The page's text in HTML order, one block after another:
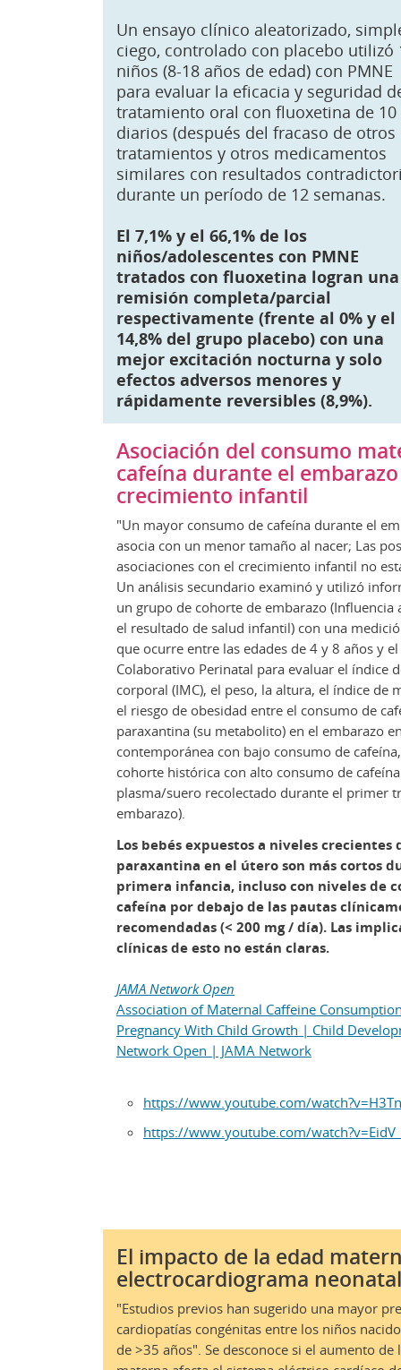
Un ensayo clínico aleatorizado,
ciego, controlado con placebo utilizó
niños (8-18 años de edad) con PMNE
para evaluar la eficacia y seguridad
tratamiento oral con fluoxetina de 10
diarios (después del fracaso de otros
tratamientos y otros medicamentos
similares con resultados
durante un período de 12 semanas.
El 7,1% y el 66,1% de los
niños/adolescentes con PMNE
tratados con fluoxetina logran una
remisión completa/parcial
respectivamente (frente al 0% y el
14,8% del grupo placebo) con una
mejor excitación nocturna y solo
efectos adversos menores y
rápidamente reversibles (8,9%).
Asociación del consumo
cafeína durante el
crecimiento infantil
"Un mayor consumo de cafeína durante el
asocia con un menor tamaño al nacer; Las
asociaciones con el crecimiento infantil no
Un análisis secundario examinó y utilizó
un grupo de cohorte de embarazo (Influencia
el resultado de salud infantil) con una
que ocurre entre las edades de 4 y 8 años y
Colaborativo Perinatal para evaluar el índice
corporal (IMC), el peso, la altura, el índice de
el riesgo de obesidad entre el consumo de
paraxantina (su metabolito) en el embarazo
contemporánea con bajo consumo de
cohorte histórica con alto consumo de
plasma/suero recolectado durante el primer
embarazo).
Los bebés expuestos a niveles crecientes
paraxantina en el útero son más cortos
primera infancia, incluso con niveles de
cafeína por debajo de las pautas
recomendadas (< 200 mg / día). Las
clínicas de esto no están claras.
JAMA Network Open
Association of Maternal Caffeine
Pregnancy With Child Growth | Child
Network Open | JAMA Network
https://www.youtube.com/
https://www.youtube.com/
El impacto de la edad
electrocardiograma neonatal
"Estudios previos han sugerido una mayor
cardiopatías congénitas entre los niños
de >35 años". Se desconoce si el aumento de